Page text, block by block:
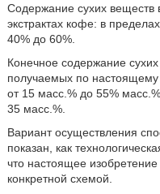
Содержание сухих веществ
экстрактах кофе: в
40% до 60%.
Конечное содержание
получаемых по настоящему
от 15 масс.% до 55%
35 масс.%.
Вариант осуществления
показан, как
что настоящее
конкретной схемой.